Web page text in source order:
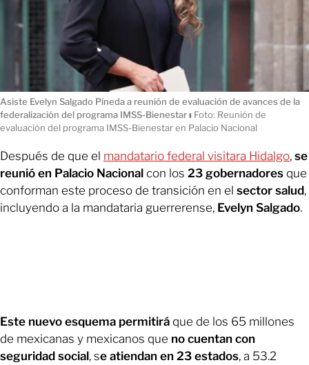
Asiste Evelyn Salgado Pineda a reunión de evaluación de avances de la
federalización del programa IMSS-Bienestarı Foto: Reunión de
evaluación del programa IMSS-Bienestar en Palacio Nacional
Después de que el mandatario federal visitara Hidalgo, se
reunió en Palacio Nacional con los 23 gobernadores que
conforman este proceso de transición en el sector salud,
incluyendo a la mandataria guerrerense, Evelyn Salgado.
Este nuevo esquema permitirá que de los 65 millones
de mexicanas y mexicanos que no cuentan con
seguridad social, se atiendan en 23 estados, a 53.2